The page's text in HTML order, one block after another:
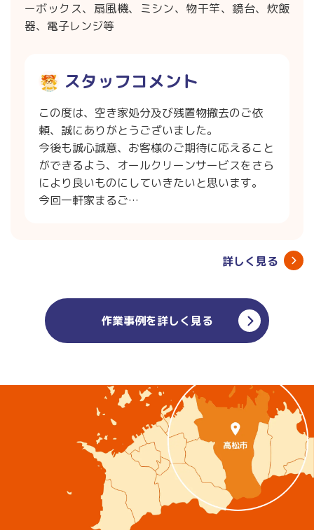
ーボックス、扇風機、ミシン、物干竿、鏡台、炊飯
器、電子レンジ等
スタッフコメント
この度は、空き家処分及び残置物撤去のご依
頼、誠にありがとうございました。
今後も誠心誠意、お客様のご期待に応えること
ができるよう、オールクリーンサービスをさら
により良いものにしていきたいと思います。
今回一軒家まるご…
詳しく見る
作業事例を詳しく見る